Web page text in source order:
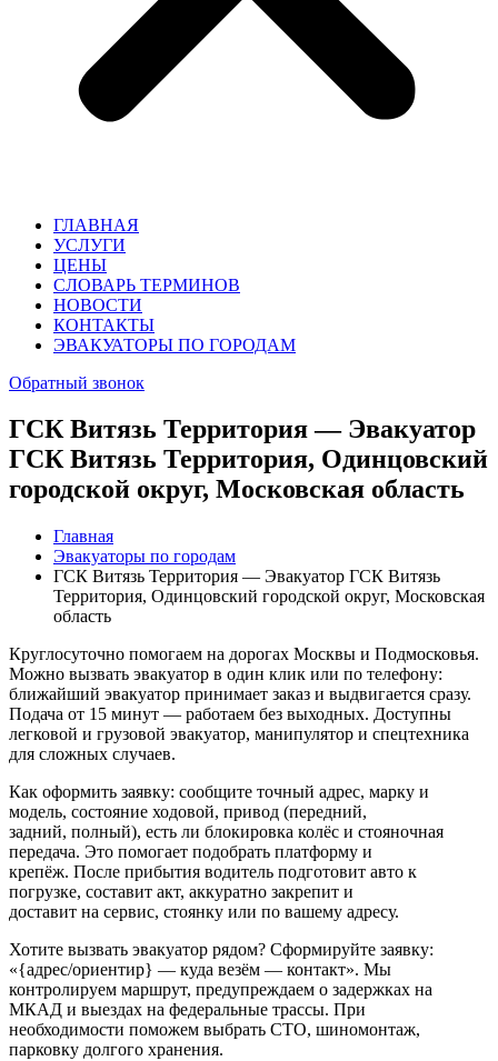
ГЛАВНАЯ
УСЛУГИ
ЦЕНЫ
СЛОВАРЬ ТЕРМИНОВ
НОВОСТИ
КОНТАКТЫ
ЭВАКУАТОРЫ ПО ГОРОДАМ
Обратный звонок
ГСК Витязь Территория — Эвакуатор
ГСК Витязь Территория, Одинцовский
городской округ, Московская область
Главная
Эвакуаторы по городам
ГСК Витязь Территория — Эвакуатор ГСК Витязь
Территория, Одинцовский городской округ, Московская
область
Круглосуточно помогаем на дорогах Москвы и Подмосковья.
Можно вызвать эвакуатор в один клик или по телефону:
ближайший эвакуатор принимает заказ и выдвигается сразу.
Подача от 15 минут — работаем без выходных. Доступны
легковой и грузовой эвакуатор, манипулятор и спецтехника
для сложных случаев.
Как оформить заявку: сообщите точный адрес, марку и
модель, состояние ходовой, привод (передний,
задний, полный), есть ли блокировка колёс и стояночная
передача. Это помогает подобрать платформу и
крепёж. После прибытия водитель подготовит авто к
погрузке, составит акт, аккуратно закрепит и
доставит на сервис, стоянку или по вашему адресу.
Хотите вызвать эвакуатор рядом? Сформируйте заявку:
«{адрес/ориентир} — куда везём — контакт». Мы
контролируем маршрут, предупреждаем о задержках на
МКАД и выездах на федеральные трассы. При
необходимости поможем выбрать СТО, шиномонтаж,
парковку долгого хранения.